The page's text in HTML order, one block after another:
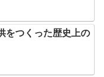
をつくった歴史上の